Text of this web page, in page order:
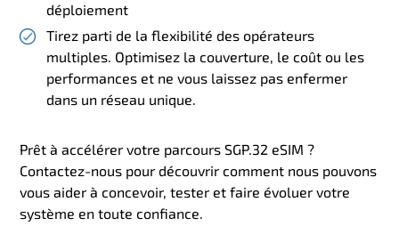
déploiement
Tirez parti de la flexibilité des opérateurs
multiples. Optimisez la couverture, le coût ou les
performances et ne vous laissez pas enfermer
dans un réseau unique.
Prêt à accélérer votre parcours SGP.32 eSIM ?
Contactez-nous pour découvrir comment nous pouvons
vous aider à concevoir, tester et faire évoluer votre
système en toute confiance.